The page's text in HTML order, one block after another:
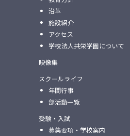
沿革
施設紹介
アクセス
学校法人共栄学園について
映像集
スクールライフ
年間行事
部活動一覧
受験・入試
募集要項・学校案内